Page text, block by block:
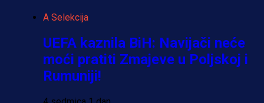
A Selekcija
UEFA kaznila BiH: Navijači neće
moći pratiti Zmajeve u Poljskoj i
Rumuniji!